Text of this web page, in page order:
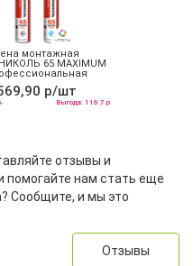
монтажная
65 MAXIMUM
всесезонная
р/шт
Выгода: 116.7 р
отзывы и
помогайте нам стать еще
Сообщите, и мы это
Отзывы